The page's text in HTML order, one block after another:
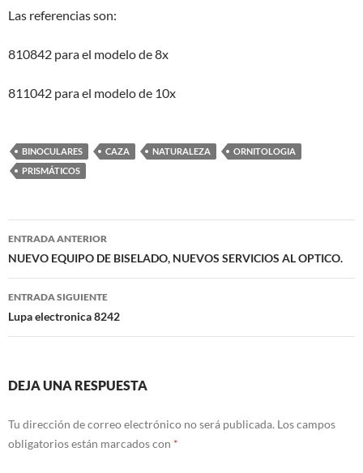
Las referencias son:
810842 para el modelo de 8x
811042 para el modelo de 10x
BINOCULARES CAZA NATURALEZA
ORNITOLOGIA
PRISMÁTICOS
Navegación
de
entradas
ENTRADA ANTERIOR
NUEVO EQUIPO DE BISELADO, NUEVOS SERVICIOS AL OPTICO.
ENTRADA SIGUIENTE
Lupa electronica 8242
DEJA UNA RESPUESTA
Tu dirección de correo electrónico no será publicada. Los campos
obligatorios están marcados con *